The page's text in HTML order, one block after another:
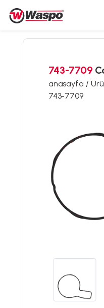
743-7709
anasayfa /
743-7709